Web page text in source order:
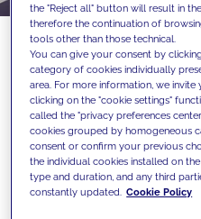
En JAKALA, junto
School y
“Futuro Digital
convertido ya en un
explorar y anticipar
the "Reject all" button will result in
therefore the continuation of
tools other than those technical.
You can give your consent by
category of cookies individually
area. For more information, we
clicking on the "cookie settings"
called the "privacy preferences
cookies grouped by homogeneous
consent or confirm your previous
the individual cookies installed on
type and duration, and any third
constantly updated. Cookie Policy